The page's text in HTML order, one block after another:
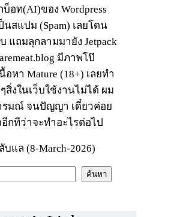
บ็อท(AI)ของ Wordpress
นสแปม (Spam) เลยโดน
แถมลุกลามมายัง Jetpack
มีภาพโป๊
อหา Mature (18+) เลยทำ
สิ่งในเว็บใช้งานไม่ได้ ผม
รมณ์ จนปัญญา เดี๋ยวค่อย
กทีว่าจะทำอะไรต่อไป
แล (8-March-2026)
ค้นหา